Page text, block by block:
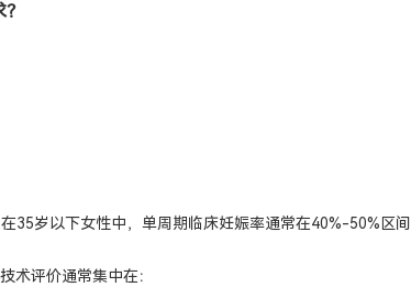
35岁以下女性中，单周期临床妊娠率通常在40%-50%区
术评价通常集中在：